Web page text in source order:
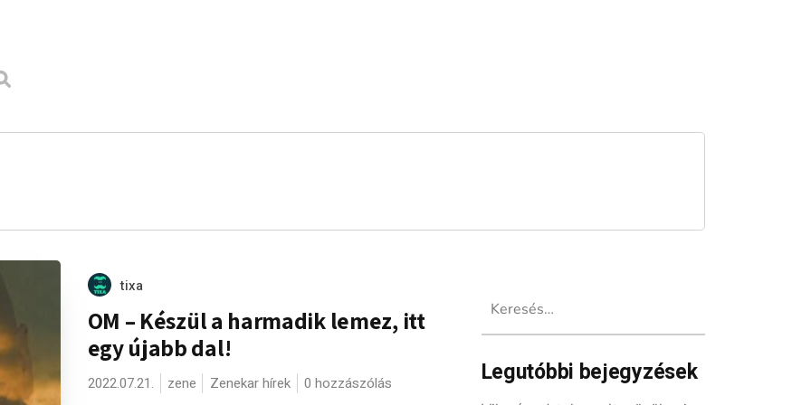
tixa
OM – Készül a harmadik lemez, itt
egy újabb dal!
2022.07.21. zene Zenekar hírek 0 hozzászólás Legutóbbi bejegyzések